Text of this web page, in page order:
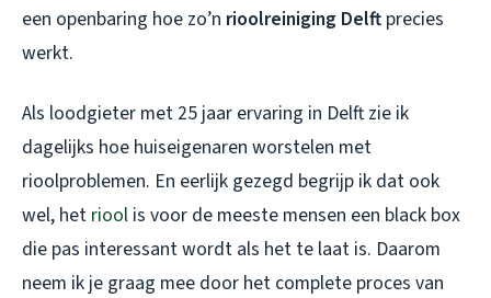
een openbaring hoe zo’n rioolreiniging Delft precies
werkt.
Als loodgieter met 25 jaar ervaring in Delft zie ik
dagelijks hoe huiseigenaren worstelen met
rioolproblemen. En eerlijk gezegd begrijp ik dat ook
wel, het riool is voor de meeste mensen een black box
die pas interessant wordt als het te laat is. Daarom
neem ik je graag mee door het complete proces van